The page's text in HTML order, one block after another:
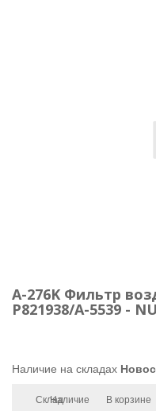
A-276K Фильтр
P821938/A-5539 -
Наличие на складах
СкладНаличие В корзине